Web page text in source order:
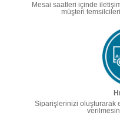
Mesai saatleri içinde
müşteri
Siparişlerinizi oluşturarak